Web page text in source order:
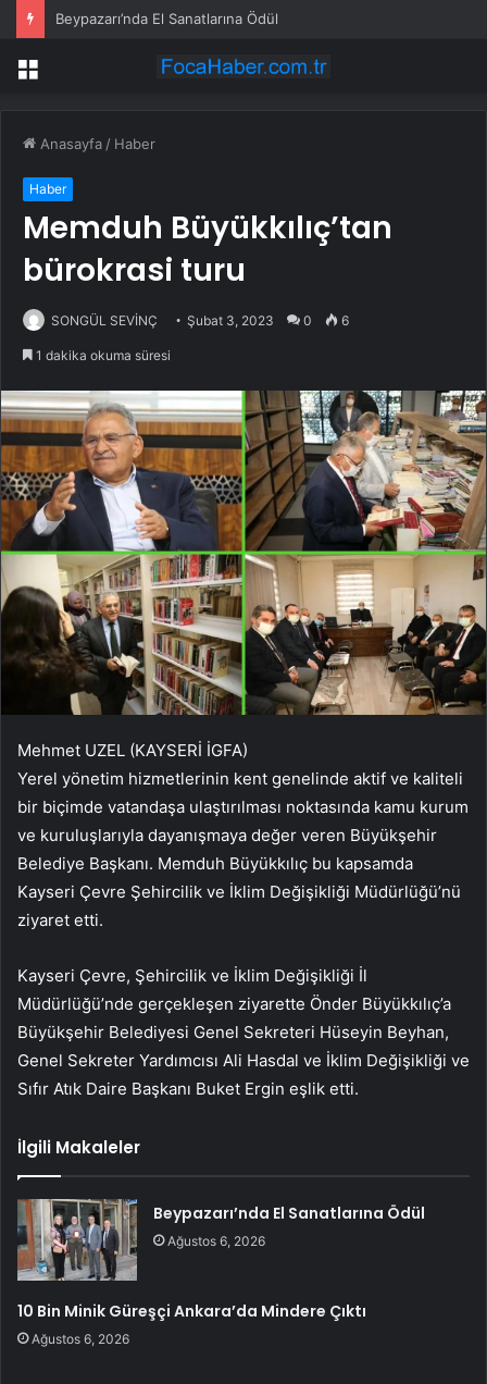
Beypazarı’nda El Sanatlarına Ödül
Menü
Anasayfa / Haber
Haber
Memduh Büyükkılıç’tan
bürokrasi turu
SONGÜL SEVİNÇ Şubat 3, 2023 0 6
1 dakika okuma süresi
Mehmet UZEL (KAYSERİ İGFA)
Yerel yönetim hizmetlerinin kent genelinde aktif ve kaliteli
bir biçimde vatandaşa ulaştırılması noktasında kamu kurum
ve kuruluşlarıyla dayanışmaya değer veren Büyükşehir
Belediye Başkanı. Memduh Büyükkılıç bu kapsamda
Kayseri Çevre Şehircilik ve İklim Değişikliği Müdürlüğü’nü
ziyaret etti.
Kayseri Çevre, Şehircilik ve İklim Değişikliği İl
Müdürlüğü’nde gerçekleşen ziyarette Önder Büyükkılıç’a
Büyükşehir Belediyesi Genel Sekreteri Hüseyin Beyhan,
Genel Sekreter Yardımcısı Ali Hasdal ve İklim Değişikliği ve
Sıfır Atık Daire Başkanı Buket Ergin eşlik etti.
İlgili Makaleler
Beypazarı’nda El Sanatlarına Ödül
Ağustos 6, 2026
10 Bin Minik Güreşçi Ankara’da Mindere Çıktı
Ağustos 6, 2026